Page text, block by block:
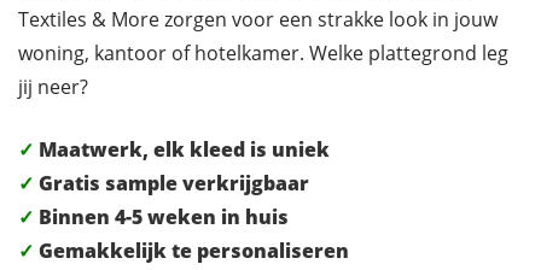
Textiles & More zorgen voor een strakke look in jouw
woning, kantoor of hotelkamer. Welke plattegrond leg
jij neer?
✓ Maatwerk, elk kleed is uniek
✓ Gratis sample verkrijgbaar
✓ Binnen 4-5 weken in huis
✓ Gemakkelijk te personaliseren